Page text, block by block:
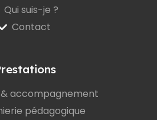
Qui suis-je ?
Contact
& accompagnement
pédagogique